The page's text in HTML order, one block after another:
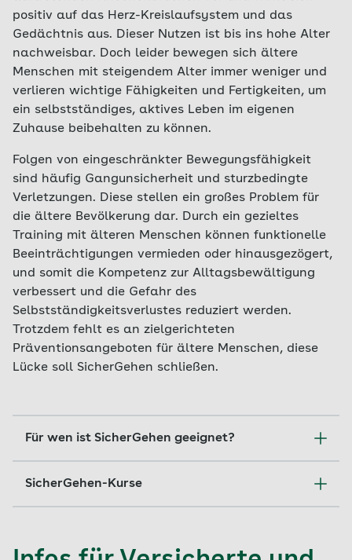
positiv auf das Herz-Kreislaufsystem und das
Gedächtnis aus. Dieser Nutzen ist bis ins hohe Alter
nachweisbar. Doch leider bewegen sich ältere
Menschen mit steigendem Alter immer weniger und
verlieren wichtige Fähigkeiten und Fertigkeiten, um
ein selbstständiges, aktives Leben im eigenen
Zuhause beibehalten zu können.
Folgen von eingeschränkter Bewegungsfähigkeit
sind häufig Gangunsicherheit und sturzbedingte
Verletzungen. Diese stellen ein großes Problem für
die ältere Bevölkerung dar. Durch ein gezieltes
Training mit älteren Menschen können funktionelle
Beeinträchtigungen vermieden oder hinausgezögert,
und somit die Kompetenz zur Alltagsbewältigung
verbessert und die Gefahr des
Selbstständigkeitsverlustes reduziert werden.
Trotzdem fehlt es an zielgerichteten
Präventionsangeboten für ältere Menschen, diese
Lücke soll SicherGehen schließen.
Für wen ist SicherGehen geeignet?
Zielgruppe für SicherGehen sind AOK-Versicherte,
benötigen
SicherGehen-Kurse
aus 6 Kurseinheiten á 90 Minuten. Die Kurse